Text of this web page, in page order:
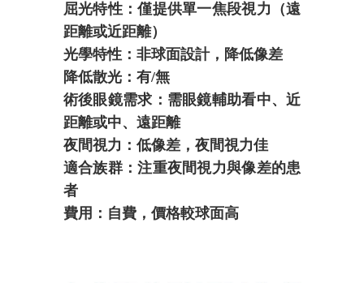
屈光特性：僅提供單一焦段視力（遠
距離或近距離）
光學特性：非球面設計，降低像差
降低散光：有/無
術後眼鏡需求：需眼鏡輔助看中、近
距離或中、遠距離
夜間視力：低像差，夜間視力佳
適合族群：注重夜間視力與像差的患
者
費用：自費，價格較球面高